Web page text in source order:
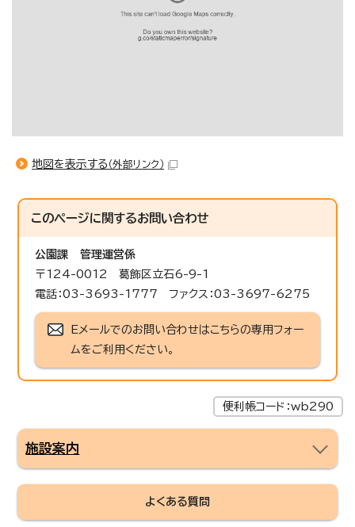
地図を表示する （外部リンク）
このページに関するお問い合わせ
公園課
管理運営係
〒124-0012 葛飾区立石6-9-1
電話：03-3693-1777 ファクス：03-3697-6275
Eメールでのお問い合わせはこちらの専用フォー
ムをご利用ください。
便利帳コード：wb290
施設案内
よくある質問